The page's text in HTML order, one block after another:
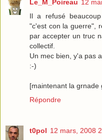
Le_M_Poireau 12
Il a refusé
"c'est con la guerre",
par accepter un truc
collectif.
Un mec bien, y'a pas
:-)
[maintenant la
Répondre
t0pol 12 mars, 2008